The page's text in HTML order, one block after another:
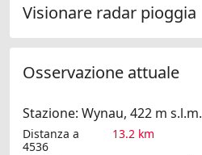
Visionare radar pioggia
Osservazione attuale
Stazione: Wynau, 422 m s.l.m.
Distanza a
4536
13.2 km